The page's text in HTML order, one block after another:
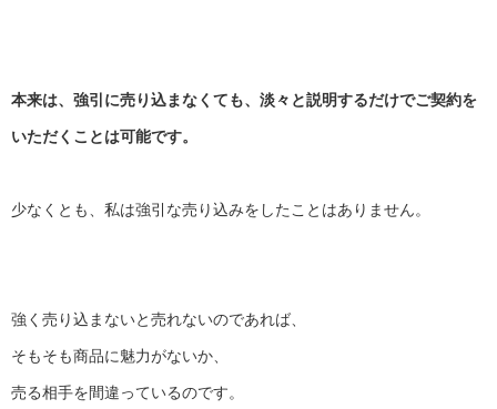
本来は、強引に売り込まなくても、 淡々と説明するだけでご契約を
いただくことは可能です。
少なくとも、私は強引な売り込みをしたことはありません。
強く売り込まないと売れないのであれば、
そもそも商品に魅力がないか、
売る相手を間違っているのです。